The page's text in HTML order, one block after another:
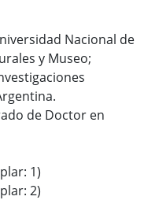
Nacional de
y Museo;
de Doctor en
1)
2)